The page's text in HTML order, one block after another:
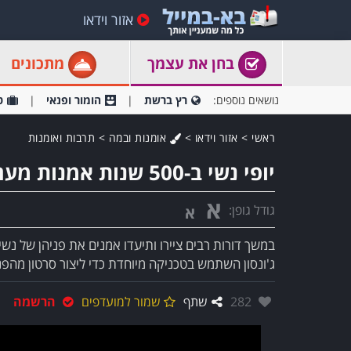
אזור וידאו
בחן את עצמך מתכונים
נושאים נוספים: רץ ברשת הומור ופנאי
ראשי > אזור וידאו > אומנות ובמה > תרבות ואומנות
יופי נשי ב-500 שנות אמנות מערבית
גודל גופן: א א
במשך דורות רבים ציירו ותיעדו אמנים את פניהן של
ג'ונסון השתמש בטכניקה מיוחדת כדי ליצור סרטון
אהבו:
282 שתף שמור למועדפים הרשמה